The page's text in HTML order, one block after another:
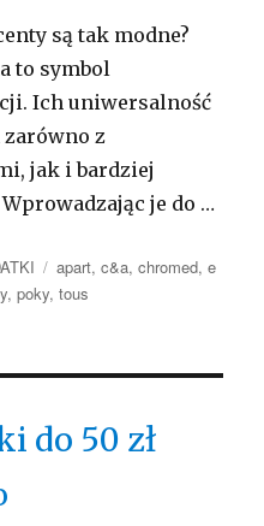
są tak modne?
to symbol
Ich uniwersalność
zarówno z
jak i bardziej
je do …
Tagi
apart,c&a,chromed,e
,poky,tous
do 50 zł